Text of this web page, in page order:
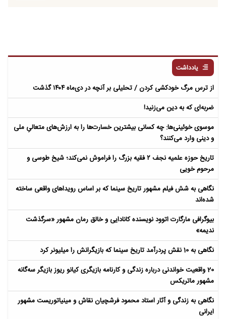
یادداشت
از ترس مرگ خودکشی کردن / تحلیلی بر آنچه در دی‌ماه ۱۴۰۴ گذشت
ضربه‌ای که به دین می‌زنید!
موسوی خوئینی‌ها: چه کسانی بیشترین خسارت‌ها را به ارزش‌های متعالیِ ملی
و دینی وارد می‌کنند؟
تاریخ حوزه علمیه نجف ۲ فقیه بزرگ را فراموش نمی‌کند؛ شیخ طوسی و
مرحوم خویی
نگاهی به شش فیلم مشهور تاریخ سینما که بر اساس رویداهای واقعی ساخته
شده‌اند
بیوگرافی مارگارت اتوود نویسنده کانادایی و خالق رمان مشهور «سرگذشت
ندیمه»
نگاهی به 10 نقش پردرآمد تاریخ سینما که بازیگرانش را میلیونر کرد
20 واقعیت خواندنی درباره زندگی و کارنامه بازیگری کیانو ریوز بازیگر سه‌گانه
مشهور ماتریکس
نگاهی به زندگی و آثار استاد محمود فرشچیان نقاش و مینیاتوریست مشهور
ایرانی